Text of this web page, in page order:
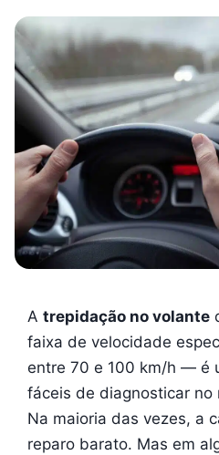
A trepidação no volante
faixa de velocidade
entre 70 e 100 km/h — é
fáceis de diagnosticar no
Na maioria das vezes, a
reparo barato. Mas em